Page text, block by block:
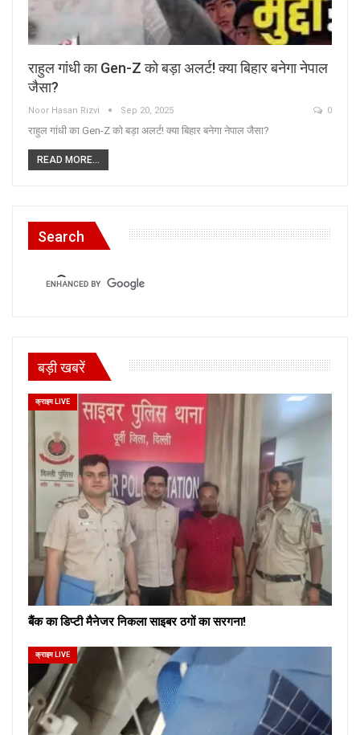
राहुल गांधी का Gen-Z को बड़ा अलर्ट! क्या बिहार बनेगा नेपाल
जैसा?
Noor Hasan Rizvi Sep 20, 2025 0
राहुल गांधी का Gen-Z को बड़ा अलर्ट! क्या बिहार बनेगा नेपाल जैसा?
READ MORE...
Search
बड़ी खबरें
क्राइम LIVE
बैंक का डिप्टी मैनेजर निकला साइबर ठगों का सरगना!
क्राइम LIVE